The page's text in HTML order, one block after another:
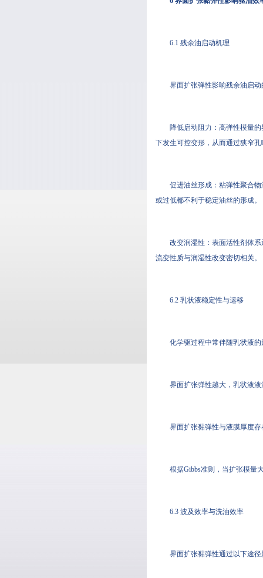
6.1 残余油启动机理
界面扩张弹性影响残余油启
降低启动阻力：高弹性模量
下发生可控变形，从而通过狭窄孔
促进油丝形成：粘弹性聚合
或过低都不利于稳定油丝的形成。
改变润湿性：表面活性剂体
流变性质与润湿性改变密切相关。
6.2 乳状液稳定性与运移
化学驱过程中常伴随乳状液
界面扩张弹性越大，乳状液
界面扩张黏弹性与液膜厚度
根据Gibbs准则，当扩张模量
6.3 波及效率与洗油效率
界面扩张黏弹性通过以下途